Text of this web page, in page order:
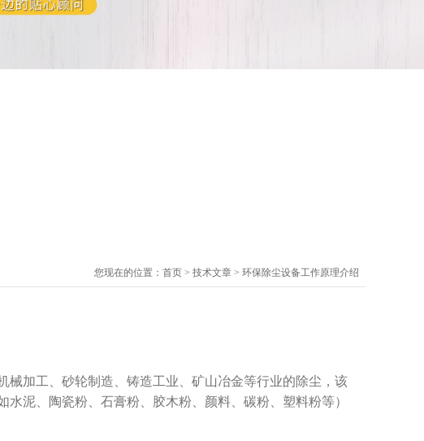
您现在的位置： 首页 > 技术文章 > 环保除尘设备工作原理介绍
加工、砂轮制造、铸造工业、矿山冶金等行业的除尘，该
泥、陶瓷粉、石膏粉、胶木粉、颜料、碳粉、塑料粉等）